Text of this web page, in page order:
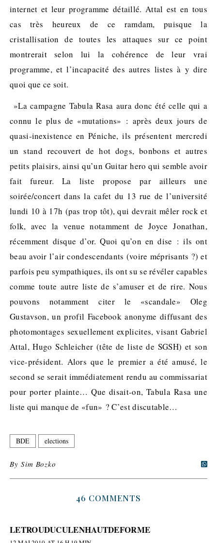
internet et leur programme détaillé. Attal est en tous
cas très heureux de ce ramdam, puisque la
cristallisation de toutes les attaques sur ce point
montrerait selon lui la cohérence de leur vrai
programme, et l’incapacité des autres listes à y dire
quoi que ce soit.
»La campagne Tabula Rasa aura donc été celle qui a
connu le plus de «mutations» : après deux jours de
quasi-inexistence en Péniche, ils présentent mercredi
un stand recouvert de hot dogs, bonbons et autres
petits plaisirs, ainsi qu’un Guitar hero qui semble avoir
fait fureur. La liste propose par ailleurs une
soirée/concert dans la cafet du 13 rue de l’université
lundi 10 à 17h (pas trop tôt), qui devrait mêler rock et
folk, avec la venue notamment de Joyce Jonathan,
récemment disque d’or. Quoi qu’on en dise : ils ont
beau avoir l’air condescendants (voire méprisants ?) et
parfois peu sympathiques, ils ont su se révéler capables
comme toute autre liste de s’amuser et de rire. Nous
pouvons notamment citer le «scandale» Oleg
Gustavson, un profil Facebook anonyme diffusant des
photomontages sexuellement explicites, visant Gabriel
Attal, Hugo Schleicher (tête de liste de SGSH) et son
vice-président. Alors que le premier a été amusé, le
second se serait immédiatement rendu au commissariat
pour porter plainte… Que disait-on, Tabula Rasa une
liste qui manque de «fun» ? C’est discutable…
BDE elections
BySim Bozko
46 COMMENTS
LETROUDUCULENHAUTDEFORME